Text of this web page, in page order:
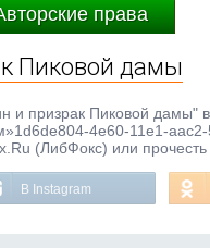
права
Пиковой дамы
и призрак Пиковой
4e60-11e1-
(ЛибФокс) или
В Instagram